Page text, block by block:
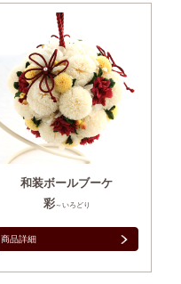
和装ボールブーケ
彩～いろどり
商品詳細